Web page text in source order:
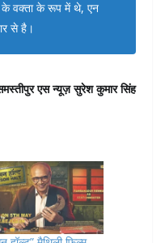
वक्ता के रूप में थे, एन
से है।
एस न्यूज़ सुरेश कुमार सिंह